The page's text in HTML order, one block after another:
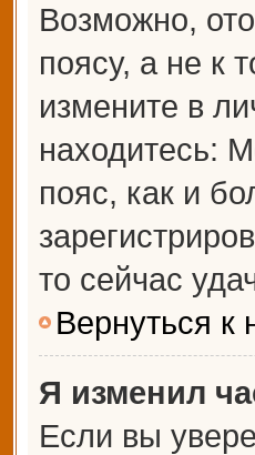
Возможно,
поясу, а не к
измените в
находитесь:
пояс, как и
то сейчас
Вернуться к
Я изменил
Если вы